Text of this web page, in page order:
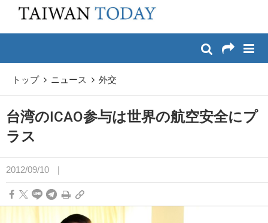
メイン コンテンツへスキップ
トップ ニュース 外交
台湾のICAO参与は世界の航空安全にプ
ラス
2012/09/10 |